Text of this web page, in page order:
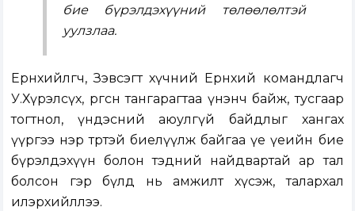
бие бүрэлдэхүүний төлөөлөлтэй
уулзлаа.
Ерөнхийлөгч, Зэвсэгт хүчний Ерөнхий командлагч
У.Хүрэлсүх, өргөсөн тангарагтаа үнэнч байж, тусгаар
тогтнол, үндэсний аюулгүй байдлыг хангах
үүргээ нэр төртэй биелүүлж байгаа үе үеийн бие
бүрэлдэхүүн болон тэдний найдвартай ар тал
болсон гэр бүлд нь амжилт хүсэж, талархал
илэрхийллээ.